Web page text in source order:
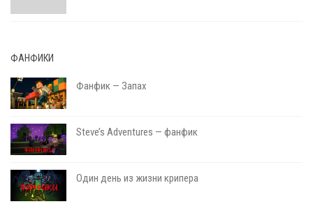
ФАНФИКИ
Фанфик — Запах
Steve’s Adventures — фанфик
Один день из жизни крипера